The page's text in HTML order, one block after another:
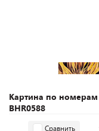
Картина по
BHR0588
Сравнить